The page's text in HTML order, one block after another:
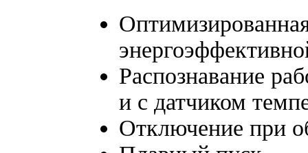
Распознавание
и с датчиком
Отключение при